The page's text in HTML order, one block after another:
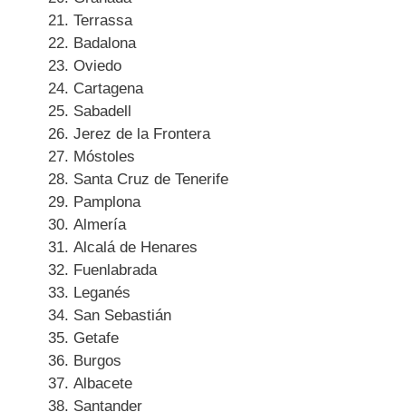
Terrassa
Badalona
Oviedo
Cartagena
Sabadell
Jerez de la Frontera
Móstoles
Santa Cruz de Tenerife
Pamplona
Almería
Alcalá de Henares
Fuenlabrada
Leganés
San Sebastián
Getafe
Burgos
Albacete
Santander